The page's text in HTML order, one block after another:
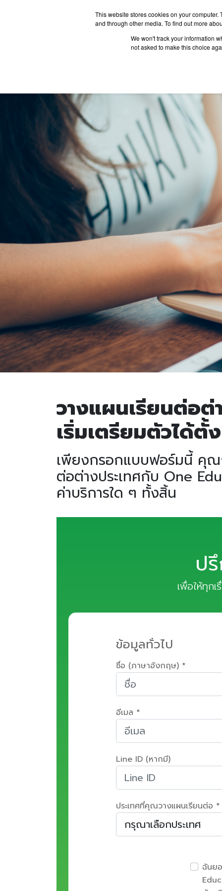
This website stores cookies on your
and through other media. To find out more
We won't track your information
not asked to make this choice
ประเทศ
วางแผนเรียนต่อต่
เริ่มเตรียมตัวได้ตั้
เพียงกรอกแบบฟอร์มนี้ คุณ
ต่อต่างประเทศกับ One
ค่าบริการใด ๆ ทั้งสิ้น
ป
เพื่อให้ทุก
ข้อมูลทั่วไป
ชื่อ (ภาษาอังกฤษ) *
อีเมล *
Line ID (หากมี)
ประเทศที่คุณวางแผนเรียนต่อ *
ฉันย